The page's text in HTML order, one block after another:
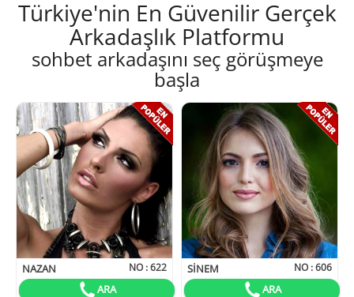
Türkiye'nin En Güvenilir Gerçek
Arkadaşlık Platformu
sohbet arkadaşını seç görüşmeye
başla
NAZAN NO :622
ARA
SINEM NO :606
ARA